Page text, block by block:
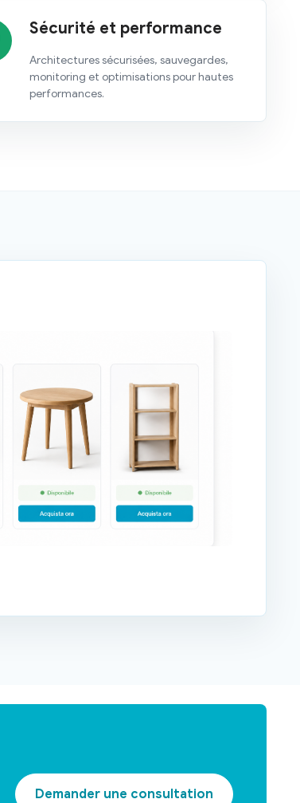
Sécurité et performance
Architectures sécurisées, sauvegardes,
monitoring et optimisations pour hautes
performances.
Demander une consultation